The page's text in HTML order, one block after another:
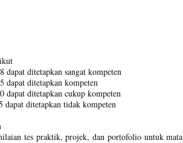
dapat ditetapkan sangat kompeten
dapat ditetapkan kompeten
dapat ditetapkan cukup kompeten
ditetapkan tidak kompeten
tes praktik, projek, dan portofolio untuk mata